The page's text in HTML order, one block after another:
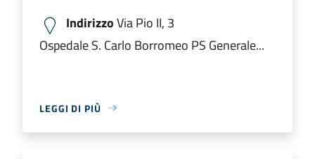
IndirizzoVia Pio II, 3
Ospedale S. Carlo Borromeo PS Generale...
LEGGI DI PIÙ